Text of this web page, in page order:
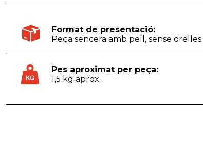
Format de presentació:
Peça sencera amb pell, sense orelles.
Pes aproximat per peça:
1,5 kg aprox.